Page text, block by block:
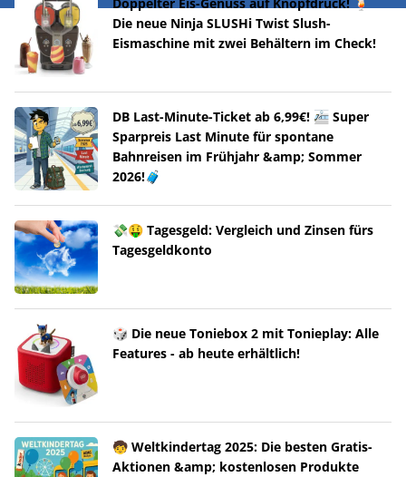
Doppelter Eis-Genuss auf Knopfdruck! 🍹
Die neue Ninja SLUSHi Twist Slush-
Eismaschine mit zwei Behältern im Check!
DB Last-Minute-Ticket ab 6,99€! 🚈 Super
Sparpreis Last Minute für spontane
Bahnreisen im Frühjahr &amp; Sommer
2026!🧳
💸🤑 Tagesgeld: Vergleich und Zinsen fürs
Tagesgeldkonto
🎲 Die neue Toniebox 2 mit Tonieplay: Alle
Features - ab heute erhältlich!
🧒 Weltkindertag 2025: Die besten Gratis-
Aktionen &amp; kostenlosen Produkte